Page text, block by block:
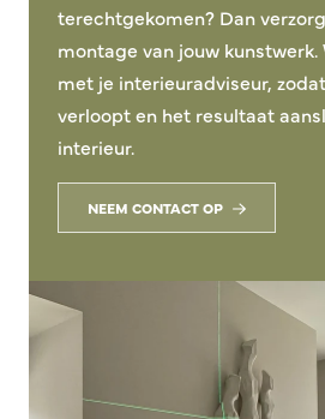
terechtgekomen? Dan
montage van jouw
met je interieuradviseur,
verloopt en het resultaat
interieur.
NEEM CONTACT OP